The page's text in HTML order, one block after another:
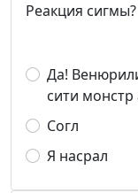
Реакция сигмы?
Да!
сити монстр
Согл
Я насрал